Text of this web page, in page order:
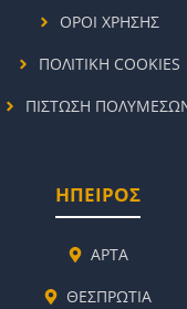
ΗΠΕΙΡΟΣ
ΑΡΤΑ
ΘΕΣΠΡΩΤΙΑ
ΟΡΟΙ ΧΡΗΣΗΣ
ΠΟΛΙΤΙΚΗ COOKIES
ΠΙΣΤΩΣΗ